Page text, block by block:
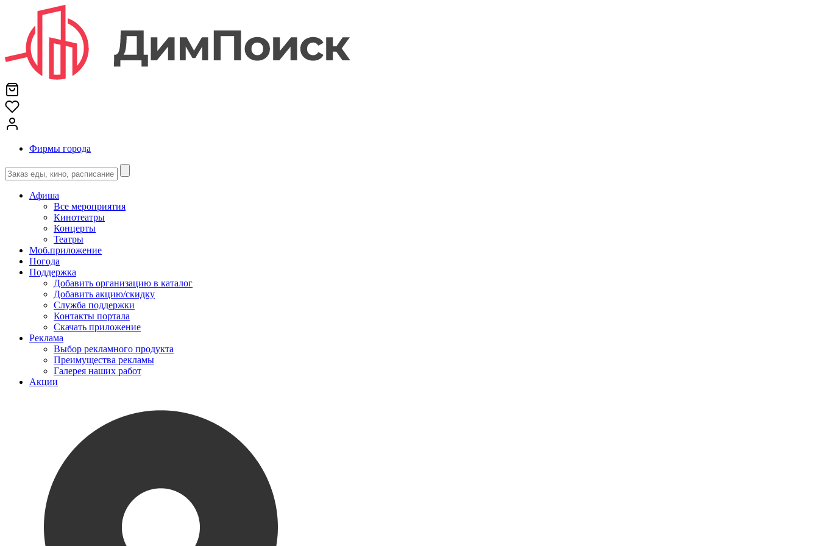
Фирмы города
Афиша
Все мероприятия
Кинотеатры
Концерты
Театры
Моб.приложение
Погода
Поддержка
Добавить организацию в каталог
Добавить акцию/скидку
Служба поддержки
Контакты портала
Скачать приложение
Реклама
Выбор рекламного продукта
Преимущества рекламы
Галерея наших работ
Акции